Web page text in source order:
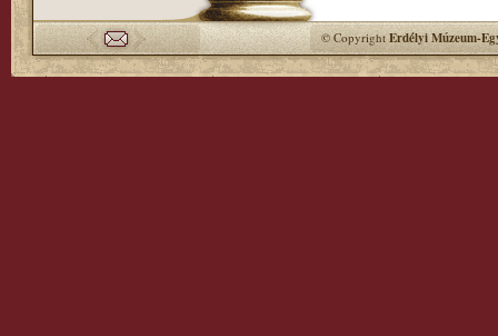
© CopyrightErdélyi Múzeum-